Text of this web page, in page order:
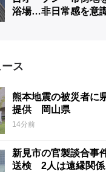
浴場…非日常感を意
ス
熊本地震の被災者に
提供 岡山県
14分前
新見市の官製談合
送検 2人は遠縁関